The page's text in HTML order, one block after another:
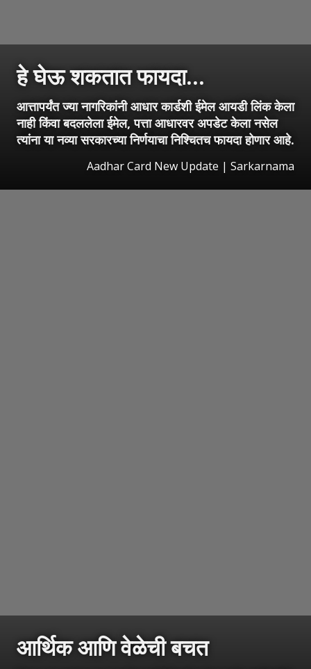
हे घेऊ शकतात फायदा...
आत्तापर्यंत ज्या नागरिकांनी आधार कार्डशी ईमेल आयडी लिंक केला
नाही किंवा बदललेला ईमेल, पत्ता आधारवर अपडेट केला नसेल
त्यांना या नव्या सरकारच्या निर्णयाचा निश्चितच फायदा होणार आहे.
Aadhar Card New Update | Sarkarnama
आर्थिक आणि वेळेची बचत